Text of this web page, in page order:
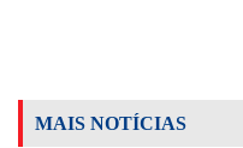
MAIS NOTÍCIAS